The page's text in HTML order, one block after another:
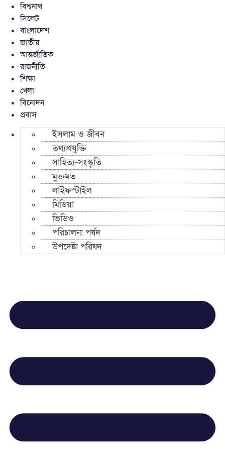
বিশ্বনাথ
সিলেট
বাংলাদেশ
জাতীয়
আন্তর্জাতিক
রাজনীতি
শিক্ষা
খেলা
বিনোদন
প্রবাস
ইসলাম ও জীবন
তথ্যপ্রযুক্তি
সাহিত্য-সংস্কৃতি
মুক্তমত
লাইফস্টাইল
মিডিয়া
ভিডিও
পরিচালনা পর্ষদ
উপদেষ্টা পরিষদ